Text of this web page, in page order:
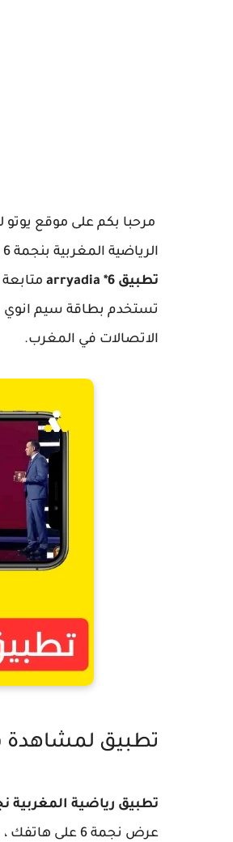
مرحبا بكم على موقع
الرياضية المغربية بنجمة 6 ، من منا لا يحب مشاهدة كرة القدم على شاشة الهاتف ، يمكنك بواسطة هذا
تطبيق arryadia *6
تستخدم بطاقة سيم انوي
الاتصالات في المغرب.
تطبيق لمشاهدة قنوات
تطبيق رياضية المغربية
عرض نجمة 6